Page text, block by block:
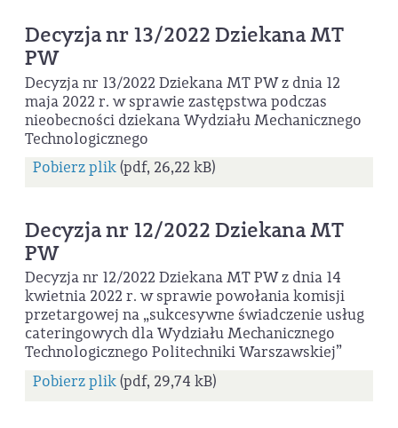
Decyzja nr 13/2022 Dziekana MT
PW
Decyzja nr 13/2022 Dziekana MT PW z dnia 12
maja 2022 r. w sprawie zastępstwa podczas
nieobecności dziekana Wydziału Mechanicznego
Technologicznego
Pobierz plik(pdf, 26,22 kB)
Decyzja nr 12/2022 Dziekana MT
PW
Decyzja nr 12/2022 Dziekana MT PW z dnia 14
kwietnia 2022 r. w sprawie powołania komisji
przetargowej na „sukcesywne świadczenie usług
cateringowych dla Wydziału Mechanicznego
Technologicznego Politechniki Warszawskiej”
Pobierz plik(pdf, 29,74 kB)